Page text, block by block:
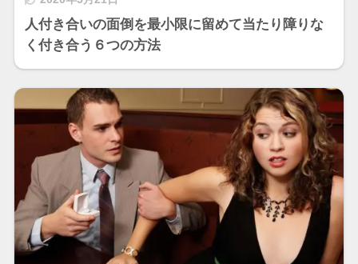
人付き合いの面倒を最小限に留めて当たり障りな
く付き合う６つの方法